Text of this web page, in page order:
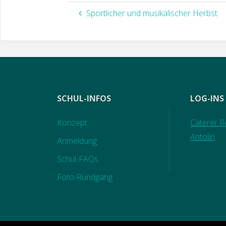
Sportlicher und musikalischer Herbst
SCHUL-INFOS
Konzept
Anmeldung
Schul-FAQs
Foto-Rundgang
LOG-INS
Caterer
Antolin